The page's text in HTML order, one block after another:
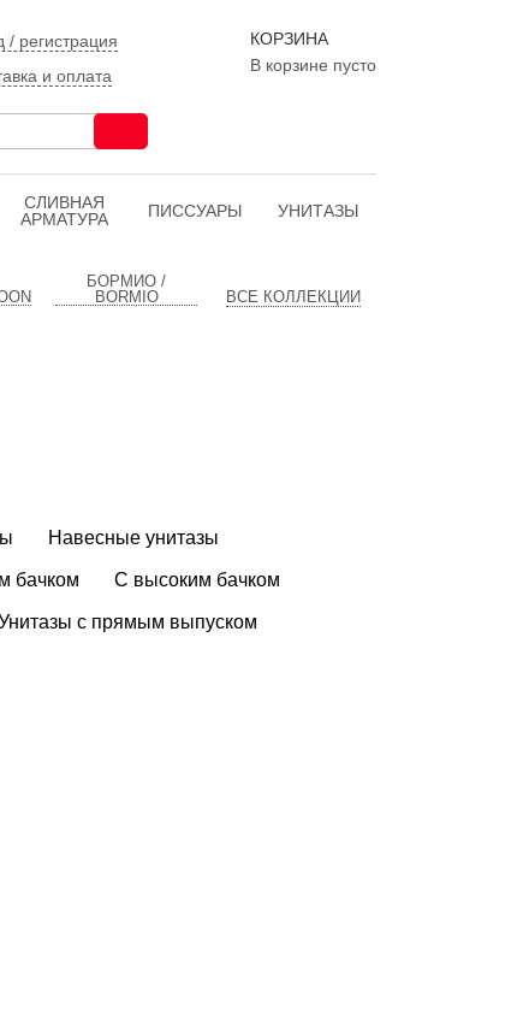
/ регистрация
и оплата
КОРЗИНА
В корзине пусто
CЛИВНАЯ
АРМАТУРА
ПИССУАРЫ УНИТАЗЫ
БОРМИО /
BORMIO
ВСЕ КОЛЛЕКЦИИ
Навесные унитазы
бачком С высоким бачком
с прямым выпуском